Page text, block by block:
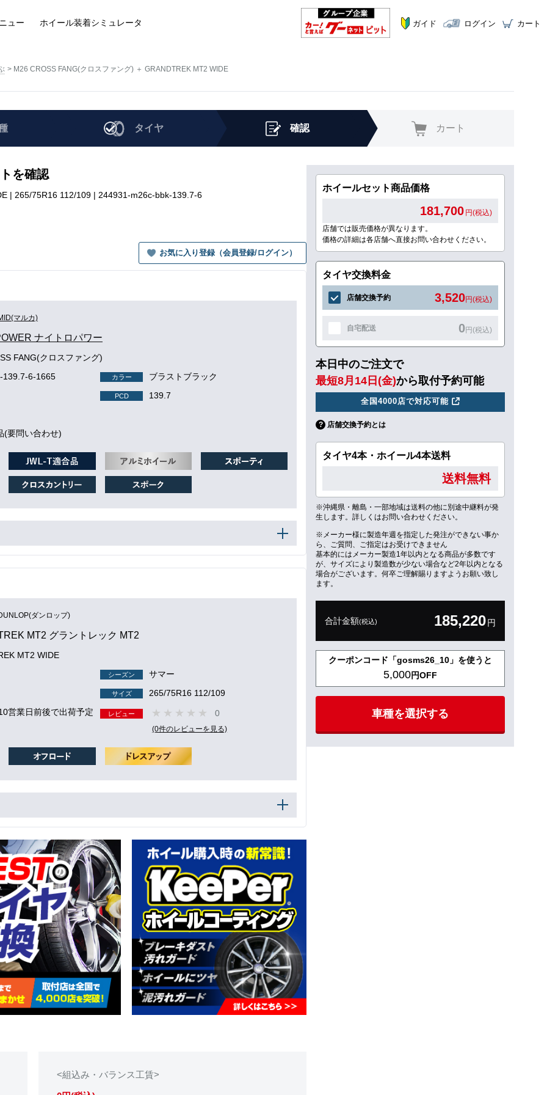
ュー ホイール装着シミュレータ ガイド ログイン カート
M26 CROSS FANG(クロスファング) ＋ GRANDTREK MT2 WIDE
タイヤ 確認 カート
を確認
| 265/75R16 112/109 | 244931-m26c-bbk-139.7-6
お気に入り登録（会員登録/ログイン）
マルカ)
ナイトロパワー
FANG(クロスファング)
139.7-6-1665
カラー ブラストブラック
PCD 139.7
(要問い合わせ)
ダンロップ)
MT2 グラントレック MT2
MT2 WIDE
シーズン サマー
サイズ
265/75R16 112/109
営業日前後で出荷予定
レビュー 0
(0件のレビューを見る)
<組込み・バランス工賃>
ホイールセット商品価格
181,700 円(税込)
店舗では販売価格が異なります。
価格の詳細は各店舗へ直接お問い合わせください。
タイヤ交換料金
店舗交換予約 3,520円(税込)
自宅配送 0円(税込)
本日中のご注文で
最短8月14日(金)から取付予約可能
全国4000店で対応可能
店舗交換予約とは
タイヤ4本・ホイール4本送料
送料無料
※沖縄県・離島・一部地域は送料の他に別途中継料が発
生します。詳しくはお問い合わせください。
※メーカー様に製造年週を指定した発注ができない事か
ら、ご質問、ご指定はお受けできません
基本的にはメーカー製造1年以内となる商品が多数です
が、サイズにより製造数が少ない場合など2年以内となる
場合がございます。何卒ご理解賜りますようお願い致し
ます。
合計金額(税込) 185,220円
クーポンコード「gosms26_10」を使うと
5,000円OFF
車種を選択する